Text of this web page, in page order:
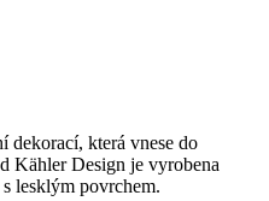
dekorací, která vnese do
Kähler Design je vyrobena
s lesklým povrchem.